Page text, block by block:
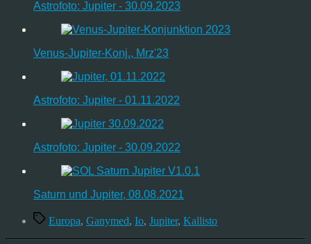
Astrofoto: Jupiter - 30.09.2023
Venus-Jupiter-Konj., Mrz'23
Astrofoto: Jupiter - 01.11.2022
Astrofoto: Jupiter - 30.09.2022
Saturn und Jupiter, 08.08.2021
Schlagwörter
Europa, Ganymed, Io, Jupiter, Kallisto